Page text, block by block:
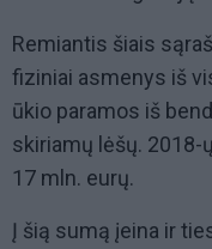
Remiantis šiais
fiziniai asmenys iš
ūkio paramos iš
skiriamų lėšų.
17 mln. eurų.
Į šią sumą įeina ir